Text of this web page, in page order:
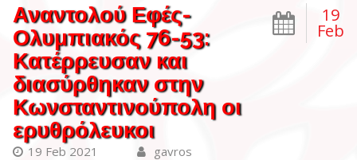
19
Feb
Αναντολού Εφές-
Ολυμπιακός 76-53:
Κατέρρευσαν και
διασύρθηκαν στην
Κωνσταντινούπολη οι
ερυθρόλευκοι
19 Feb 2021 gavros